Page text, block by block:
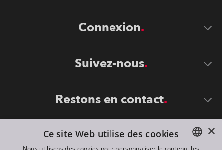
Connexion
Suivez-nous
Restons en contact
×
Ce site Web utilise des cookies
Nous utilisons des cookies pour personnaliser le contenu, les